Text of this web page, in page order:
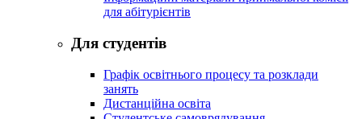
для абітурієнтів
Для студентів
Графік освітнього процесу та розклади
занять
Дистанційна освіта